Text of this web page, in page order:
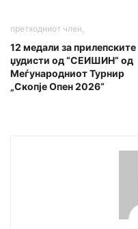
претходниот член,
12 медали за прилепските
џудисти од “СЕИШИН” од
Меѓународниот Турнир
„Скопје Опен 2026“